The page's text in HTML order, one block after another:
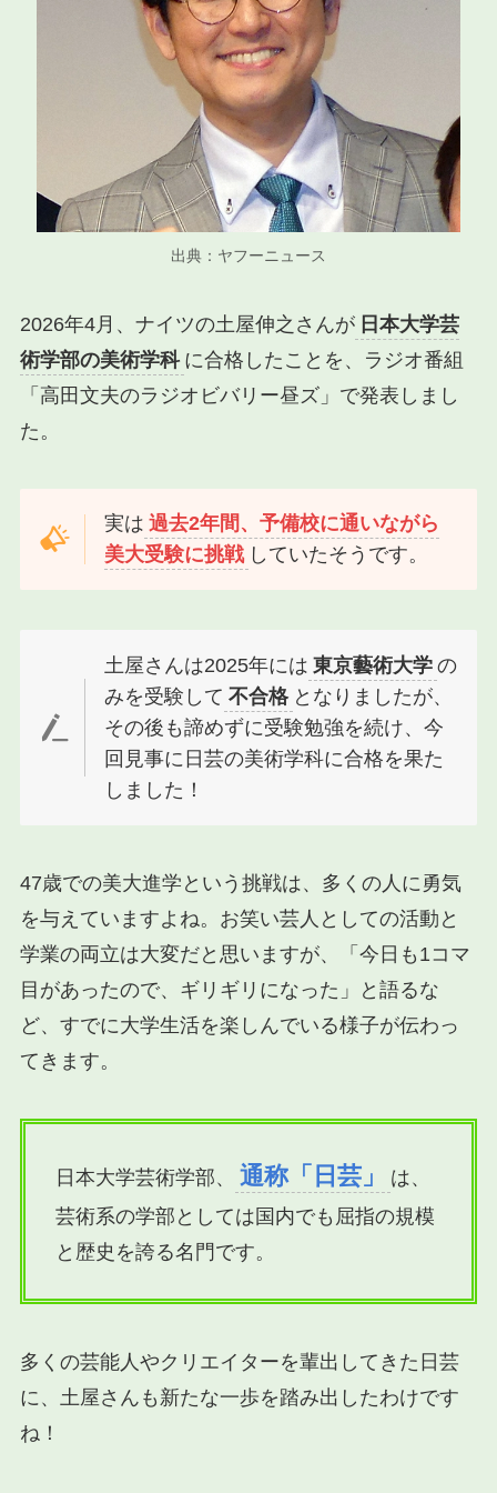
出典：ヤフーニュース
2026年4月、ナイツの土屋伸之さんが 日本大学芸
術学部の美術学科 に合格したことを、ラジオ番組
「高田文夫のラジオビバリー昼ズ」で発表しまし
た。
実は 過去2年間、予備校に通いながら
美大受験に挑戦 していたそうです。
土屋さんは2025年には 東京藝術大学 の
みを受験して 不合格 となりましたが、
その後も諦めずに受験勉強を続け、今
回見事に日芸の美術学科に合格を果た
しました！
47歳での美大進学という挑戦は、多くの人に勇気
を与えていますよね。お笑い芸人としての活動と
学業の両立は大変だと思いますが、「今日も1コマ
目があったので、ギリギリになった」と語るな
ど、すでに大学生活を楽しんでいる様子が伝わっ
てきます。
日本大学芸術学部、 通称「日芸」
は、
芸術系の学部としては国内でも屈指の規模
と歴史を誇る名門です。
多くの芸能人やクリエイターを輩出してきた日芸
に、土屋さんも新たな一歩を踏み出したわけです
ね！